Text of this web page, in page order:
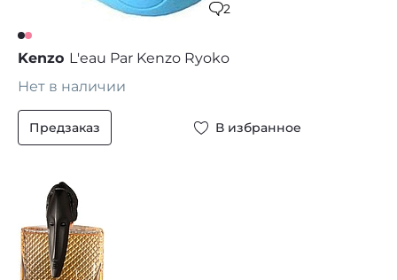
2
Kenzo L'eau Par Kenzo Ryoko
Нет в наличии
Предзаказ В избранное